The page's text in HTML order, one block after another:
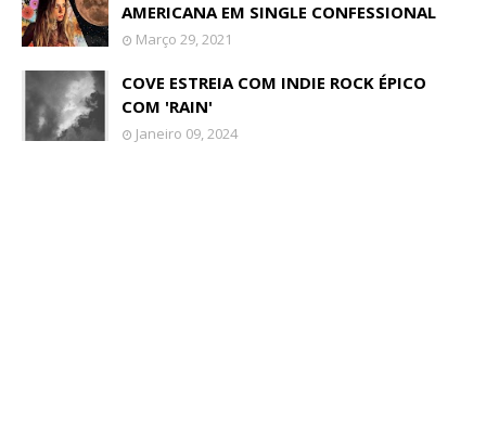
AMERICANA EM SINGLE CONFESSIONAL
Março 29, 2021
COVE ESTREIA COM INDIE ROCK ÉPICO
COM 'RAIN'
Janeiro 09, 2024